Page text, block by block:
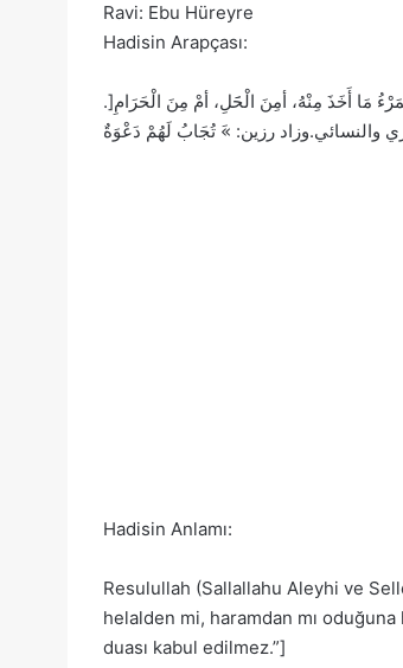
Ravi: Ebu Hüreyre
Hadisin Arapçası:
مَا أَخَذَ مِنْهُ، أمِنَ الْحََلِ، أمْ مِنَ الْحَرَامِ[.
Hadisin Anlamı:
Resulullah (Sallallahu Aleyhi ve
helalden mi, haramdan mı
duası kabul edilmez.”]